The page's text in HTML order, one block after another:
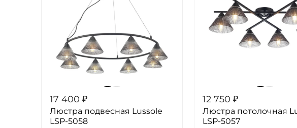
17 400 ₽
Люстра подвесная Lussole
LSP-5058
12 750 ₽
Люстра потолочная
LSP-5057